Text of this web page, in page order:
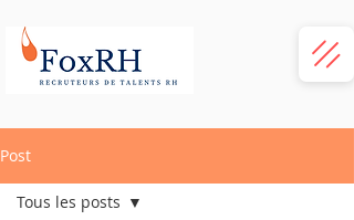
Post
Tous les posts